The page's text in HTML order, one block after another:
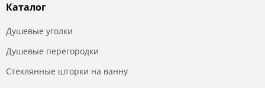
Каталог
Душевые уголки
Душевые перегородки
Стеклянные шторки на ванну